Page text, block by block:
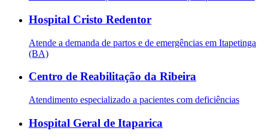
Hospital Cristo Redentor
Atende a demanda de partos e de emergências em Itapetinga
(BA)
Centro de Reabilitação da Ribeira
Atendimento especializado a pacientes com deficiências
Hospital Geral de Itaparica